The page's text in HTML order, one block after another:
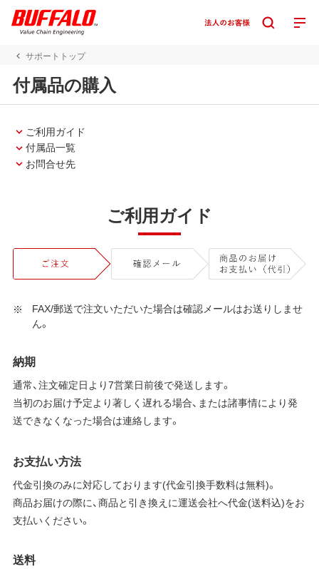
サポートトップ
付属品の購入
ご利用ガイド
付属品一覧
お問合せ先
ご利用ガイド
FAX/郵送で注文いただいた場合は確認メールはお送りしませ
ん。
納期
通常、注文確定日より7営業日前後で発送します。
当初のお届け予定より著しく遅れる場合、または諸事情により発
送できなくなった場合は連絡します。
お支払い方法
代金引換のみに対応しております(代金引換手数料は無料)。
商品お届けの際に、商品と引き換えに運送会社へ代金(送料込)をお
支払いください。
送料